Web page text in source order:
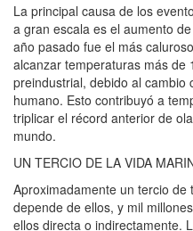
La principal causa de los
a gran escala es el aumento
año pasado fue el más
alcanzar temperaturas más de
preindustrial, debido al cambio
humano. Esto contribuyó a
triplicar el récord anterior de
mundo.
UN TERCIO DE LA VIDA
Aproximadamente un tercio
depende de ellos, y mil
ellos directa o indirectamente.